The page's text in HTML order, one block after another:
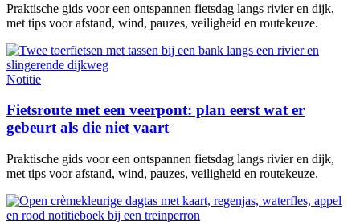
Praktische gids voor een ontspannen fietsdag langs rivier en dijk,
met tips voor afstand, wind, pauzes, veiligheid en routekeuze.
Notitie
Fietsroute met een veerpont: plan eerst wat er
gebeurt als die niet vaart
Praktische gids voor een ontspannen fietsdag langs rivier en dijk,
met tips voor afstand, wind, pauzes, veiligheid en routekeuze.